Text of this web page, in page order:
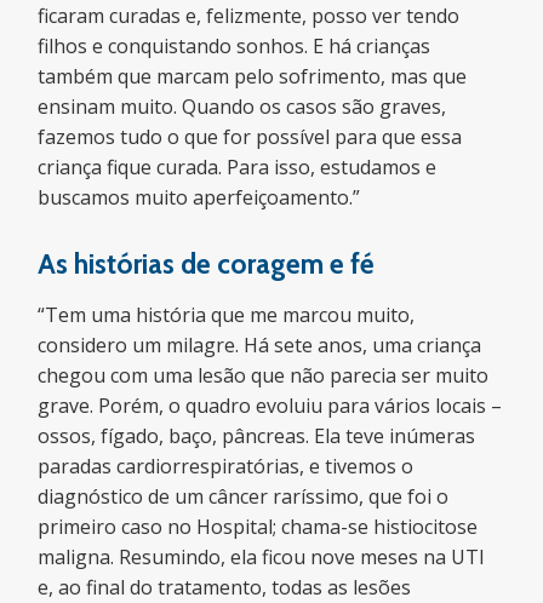
ficaram curadas e, felizmente, posso ver tendo
filhos e conquistando sonhos. E há crianças
também que marcam pelo sofrimento, mas que
ensinam muito. Quando os casos são graves,
fazemos tudo o que for possível para que essa
criança fique curada. Para isso, estudamos e
buscamos muito aperfeiçoamento.”
As histórias de coragem e fé
“Tem uma história que me marcou muito,
considero um milagre. Há sete anos, uma criança
chegou com uma lesão que não parecia ser muito
grave. Porém, o quadro evoluiu para vários locais –
ossos, fígado, baço, pâncreas. Ela teve inúmeras
paradas cardiorrespiratórias, e tivemos o
diagnóstico de um câncer raríssimo, que foi o
primeiro caso no Hospital; chama-se histiocitose
maligna. Resumindo, ela ficou nove meses na UTI
e, ao final do tratamento, todas as lesões